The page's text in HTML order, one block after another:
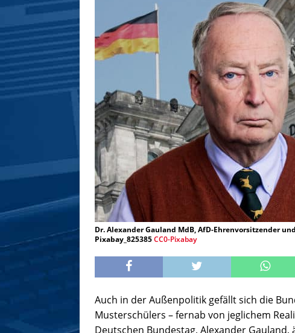
Dr. Alexander Gauland MdB, AfD-Ehrenvorsitzender
Pixabay_825385CC0-Pixabay
Auch in der Außenpolitik gefällt sich die
Musterschülers – fernab von jeglichem
Deutschen Bundestag, Alexander